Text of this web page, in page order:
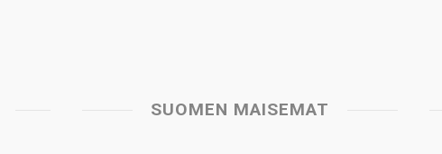
SUOMEN MAISEMAT